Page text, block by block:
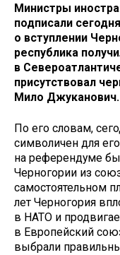
Министры
подписали
о вступлении
республика
в
присутствовал
Мило Джуканович.
По его словам,
символичен для
на референдуме
Черногории из
самостоятельном
лет Черногория
в НАТО и
в Европейский
выбрали